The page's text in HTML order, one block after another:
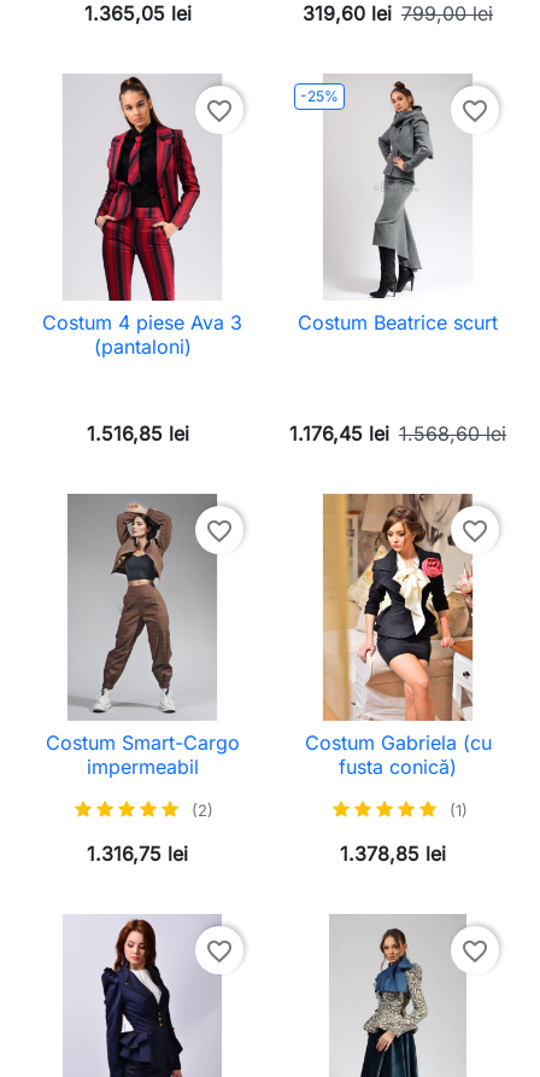
1.365,05 lei 319,60 lei 799,00 lei
favorite_border
Costum 4 piese Ava 3
(pantaloni)
1.516,85 lei
-25%
favorite_border
Costum Beatrice scurt
1.176,45 lei 1.568,60 lei
favorite_border
Costum Smart-Cargo
impermeabil
(2)
1.316,75 lei
favorite_border
Costum Gabriela (cu
fusta conică)
(1)
1.378,85 lei
favorite_border favorite_border